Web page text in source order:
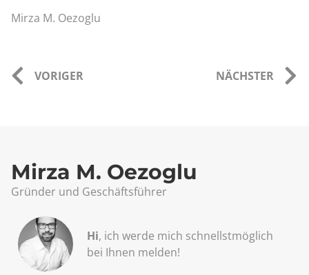
Mirza M. Oezoglu
VORIGER NÄCHSTER
Mirza M. Oezoglu
Gründer und Geschäftsführer
Hi, ich werde mich schnellst­möglich
bei Ihnen melden!